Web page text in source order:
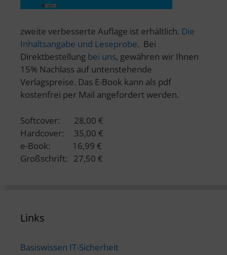
zweite verbesserte Auflage ist erhältlich. Die
Inhaltsangabe und Leseprobe. Bei
Direktbestellung bei uns, gewähren wir Ihnen
15% Nachlass auf untenstehende
Verlagspreise. Das E-Book kann als pdf
kostenfrei per Mail angefordert werden.
Softcover: 28,00 €
Hardcover: 35,00 €
e-Book: 16,99 €
Großschrift: 27,50 €
Links
Basiswissen IT-Sicherheit